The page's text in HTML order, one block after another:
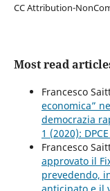
CC Attribution-
Most read
Francesco
economica”
democrazia
1 (2020):
Francesco
approvato il
prevedendo,